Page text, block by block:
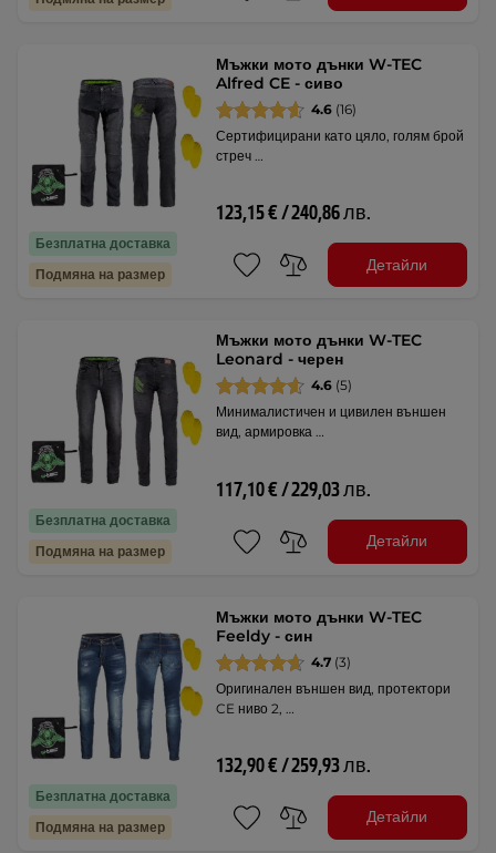
Безплатна доставка
Подмяна на размер
Мъжки мото дънки W-TEC
Alfred CE - сиво
4.6 (16)
Сертифицирани като цяло, голям брой
стреч …
123,15 € / 240,86 лв.
Детайли
Безплатна доставка
Подмяна на размер
Мъжки мото дънки W-TEC
Leonard - черен
4.6 (5)
Минималистичен и цивилен външен
вид, армировка …
117,10 € / 229,03 лв.
Детайли
Безплатна доставка
Подмяна на размер
Мъжки мото дънки W-TEC
Feeldy - син
4.7 (3)
Оригинален външен вид, протектори
CE ниво 2, …
132,90 € / 259,93 лв.
Детайли